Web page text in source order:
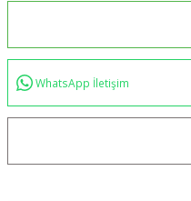
WhatsApp İletişim